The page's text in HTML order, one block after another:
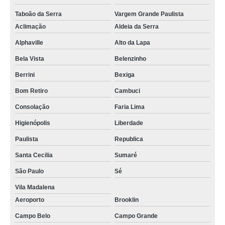
Taboão da Serra
Vargem Grande Paulista
Aclimação
Aldeia da Serra
Alphaville Alto da Lapa
Bela Vista Belenzinho
Berrini Bexiga
Bom Retiro Cambuci
Consolação Faria Lima
Higienópolis Liberdade
Paulista Republica
Santa Cecilia Sumaré
São Paulo Sé
Vila Madalena
Aeroporto
Brooklin
Campo Belo Campo Grande